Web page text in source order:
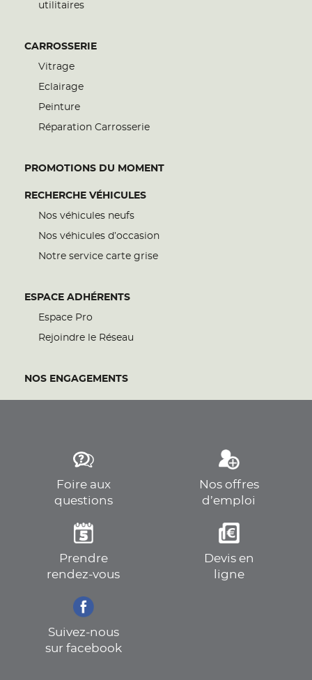
utilitaires
CARROSSERIE
Vitrage
Eclairage
Peinture
Réparation Carrosserie
PROMOTIONS DU MOMENT
RECHERCHE VÉHICULES
Nos véhicules neufs
Nos véhicules d’occasion
Notre service carte grise
ESPACE ADHÉRENTS
Espace Pro
Rejoindre le Réseau
NOS ENGAGEMENTS
Foire aux
questions
Nos offres
d’emploi
Prendre
rendez-vous
Devis en
ligne
Suivez-nous
sur facebook